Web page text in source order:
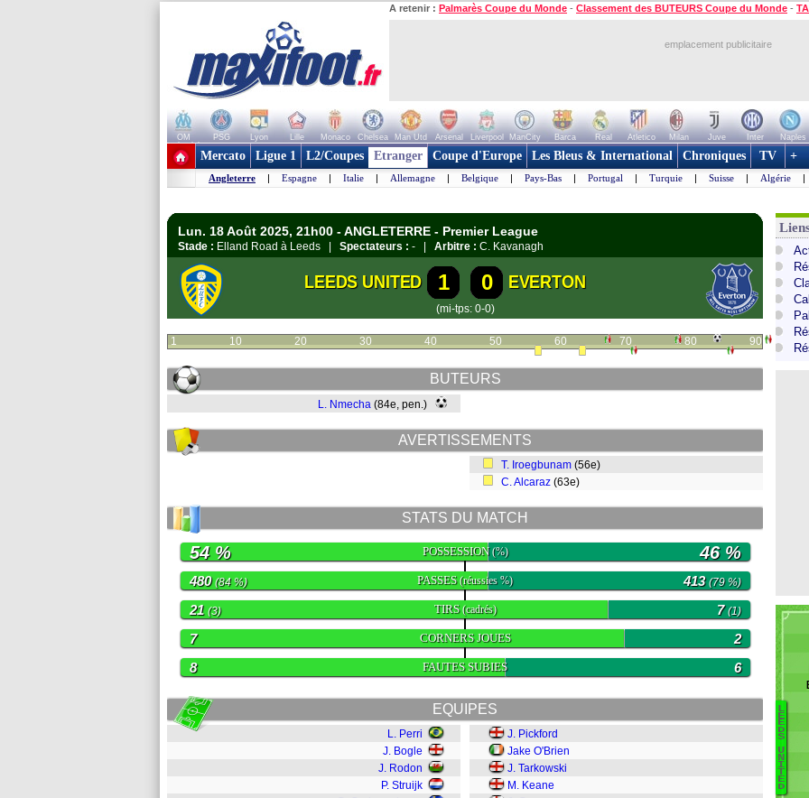
A retenir : Palmarès Coupe du Monde - Classement des BUTEURS Coupe du Monde -
emplacement publicitaire
OM PSG Lyon Lille Monaco Chelsea Man Utd Arsenal Liverpool ManCity Barca Real Atletico Milan Juve Inter Naples
+ de clubs
Mercato Ligue 1 L2/Coupes Etranger Coupe d'Europe Les Bleus & International Chroniques TV +
Angleterre | Espagne | Italie | Allemagne | Belgique | Pays-Bas | Portugal | Turquie | Suisse | Algérie |
Lun. 18 Août 2025, 21h00 - ANGLETERRE - Premier League
Stade : Elland Road à Leeds | Spectateurs : - | Arbitre : C. Kavanagh
LEEDS UNITED 1 0 EVERTON
(mi-tps: 0-0)
1 10 20 30 40 50 60 70 80 90
BUTEURS
L. Nmecha (84e, pen.)
AVERTISSEMENTS
T. Iroegbunam (56e)
C. Alcaraz (63e)
STATS DU MATCH
POSSESSION(%)
54 % 46 %
PASSES(réussies %)
480(84 %) 413(79 %)
TIRS(cadrés)
21 (3) 7(1)
CORNERS JOUES
7 2
FAUTES SUBIES
8 6
EQUIPES
L. Perri
J. Bogle
J. Rodon
P. Struijk
J. Pickford
Jake O'Brien
J. Tarkowski
M. Keane
L
E
E
D
S
U
N
I
T
E
D